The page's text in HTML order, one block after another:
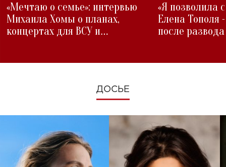
«Мечтаю о семье»: интервью
Михаила Хомы о планах,
концертах для ВСУ и
«Я позволила
Елена Тополя
после развода
ДОСЬЕ